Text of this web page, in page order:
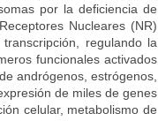
por la deficiencia de
Nucleares (NR)
regulando la
funcionales activados
andrógenos, estrógenos,
de miles de genes
celular, metabolismo de